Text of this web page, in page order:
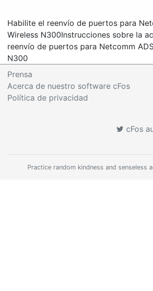
Habilite el reenvío de puertos para
Wireless N300Instrucciones sobre la
reenvío de puertos para Netcomm
N300
Prensa
Acerca de nuestro software cFos
Política de privacidad
cFos
Practice random kindness and senseless